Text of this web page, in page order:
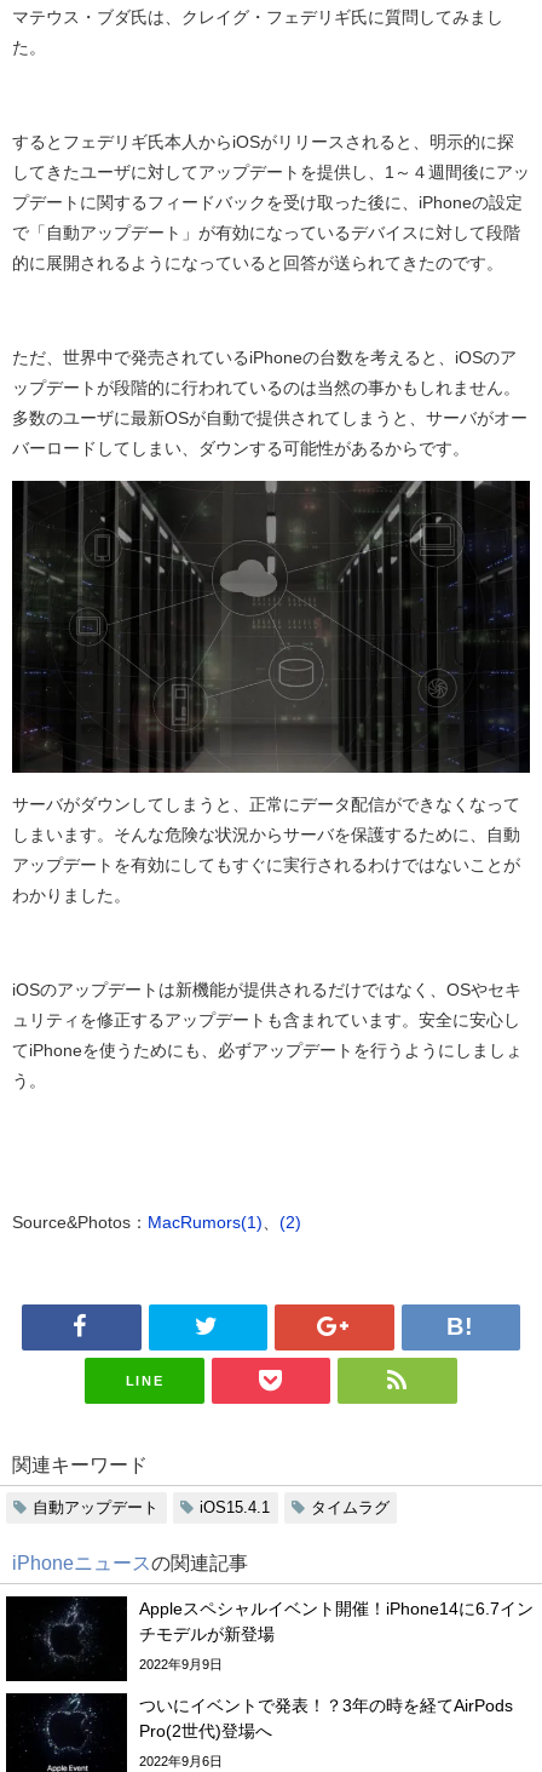
マテウス・ブダ氏は、クレイグ・フェデリギ氏に質問してみまし
た。
するとフェデリギ氏本人から iOSがリリースされると、明示的に探
してきたユーザに対してアップデートを提供し、 1 ～４週間後にアッ
プデートに関するフィードバックを受け取った後に、 iPhoneの設定
で「自動アップデート」が有効になっているデバイスに対して段階
的に展開されるようになっていると回答が送られてきたのです。
ただ、世界中で発売されている iPhoneの台数を考えると、 iOSのア
ップデートが段階的に行われているのは当然の事かもしれません。
多数のユーザに最新OSが自動で提供されてしまうと、サーバがオー
バーロードしてしまい、ダウンする可能性があるからです。
サーバがダウンしてしまうと、正常にデータ配信ができなくなって
しまいます。そんな危険な状況からサーバを保護するために、自動
アップデートを有効にしてもすぐに実行されるわけではないことが
わかりました。
iOSのアップデートは新機能が提供されるだけではなく、 OSやセキ
ュリティを修正するアップデートも含まれています。安全に安心し
てiPhoneを使うためにも、必ずアップデートを行うようにしましょ
う。
Source&Photos ： MacRumors(1) (2)
LINE
関連キーワード
自動アップデート iOS15.4.1 タイムラグ
iPhoneニュースの関連記事
Appleスペシャルイベント開催！iPhone14に6.7イン
チモデルが新登場
2022年9月9日
ついにイベントで発表！？3年の時を経てAirPods
Pro(2世代)登場へ
2022年9月6日